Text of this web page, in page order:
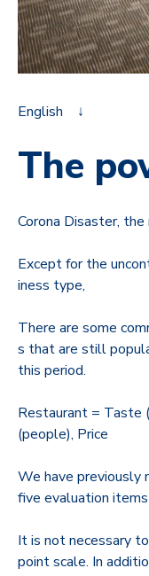
English ↓
The
Corona Disaster,
Except for the
iness type,
There are some
s that are still
this period.
Restaurant = Taste
(people), Price
We have previously
five evaluation
It is not necessary
point scale. In